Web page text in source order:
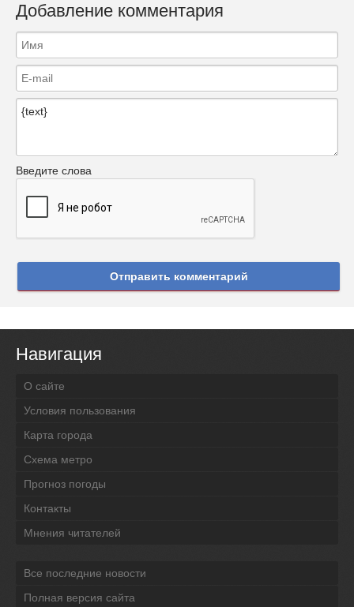
Добавление комментария
Введите слова
Отправить комментарий
Навигация
О сайте
Условия пользования
Карта города
Схема метро
Прогноз погоды
Контакты
Мнения читателей
Все последние новости
Полная версия сайта